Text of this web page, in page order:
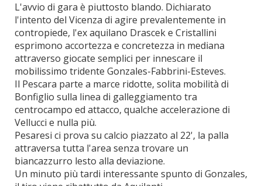
L'avvio di gara è piuttosto blando. Dichiarato
l'intento del Vicenza di agire prevalentemente in
contropiede, l'ex aquilano Drascek e Cristallini
esprimono accortezza e concretezza in mediana
attraverso giocate semplici per innescare il
mobilissimo tridente Gonzales-Fabbrini-Esteves.
Il Pescara parte a marce ridotte, solita mobilità di
Bonfiglio sulla linea di galleggiamento tra
centrocampo ed attacco, qualche accelerazione di
Vellucci e nulla più.
Pesaresi ci prova su calcio piazzato al 22', la palla
attraversa tutta l'area senza trovare un
biancazzurro lesto alla deviazione.
Un minuto più tardi interessante spunto di Gonzales,